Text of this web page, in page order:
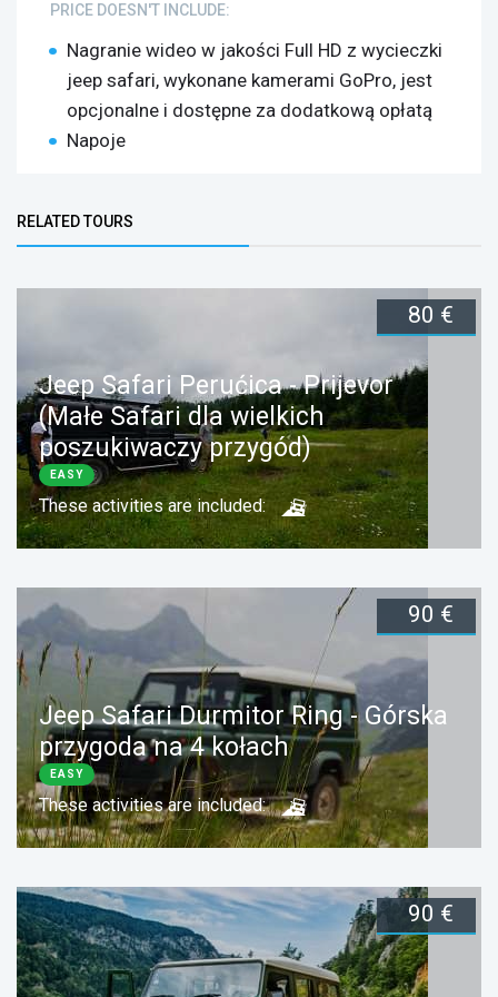
PRICE DOESN'T INCLUDE:
Nagranie wideo w jakości Full HD z wycieczki
jeep safari, wykonane kamerami GoPro, jest
opcjonalne i dostępne za dodatkową opłatą
Napoje
Bottom Group
RELATED TOURS
80 €
Jeep Safari Perućica - Prijevor
(Małe Safari dla wielkich
poszukiwaczy przygód)
EASY
These activities are included:
Duration: Zarezerwuj teraz
90 €
Jeep Safari Durmitor Ring - Górska
przygoda na 4 kołach
EASY
These activities are included:
Duration: 1 day Zarezerwuj teraz
90 €